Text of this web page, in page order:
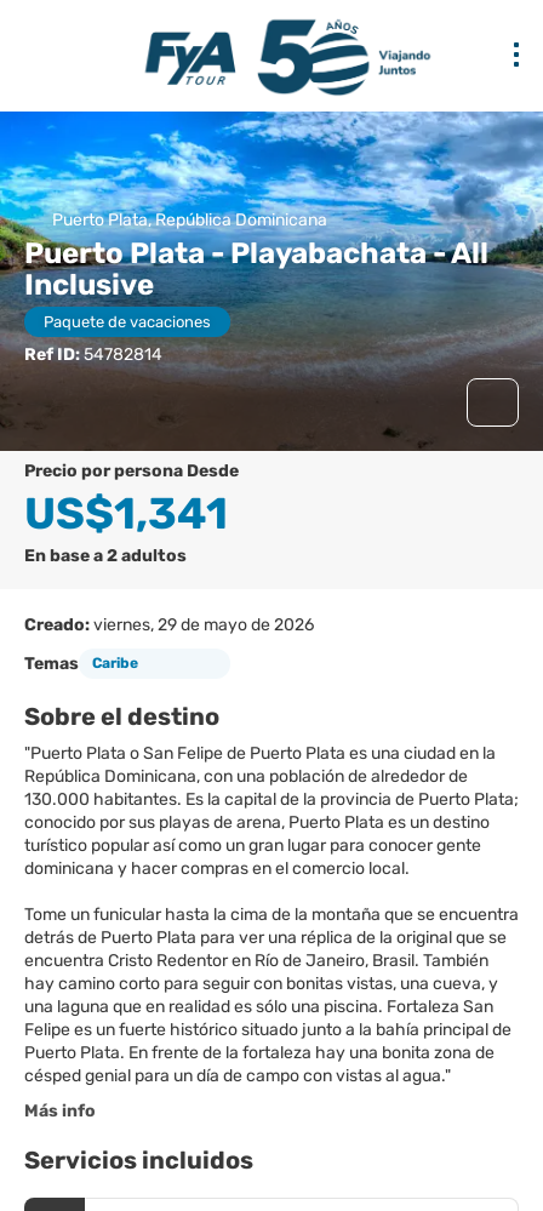
Puerto Plata, República Dominicana
Puerto Plata - Playabachata - All
Inclusive
Paquete de vacaciones
Ref ID:54782814
precio por persona Desde
US$1,341
En base a 2 adultos
Creado:viernes, 29 de mayo de 2026
Temas
Caribe
Sobre el destino
"Puerto Plata o San Felipe de Puerto Plata es una ciudad en la
República Dominicana, con una población de alrededor de
130.000 habitantes. Es la capital de la provincia de Puerto Plata;
conocido por sus playas de arena, Puerto Plata es un destino
turístico popular así como un gran lugar para conocer gente
dominicana y hacer compras en el comercio local.
Tome un funicular hasta la cima de la montaña que se encuentra
detrás de Puerto Plata para ver una réplica de la original que se
encuentra Cristo Redentor en Río de Janeiro, Brasil. También
hay camino corto para seguir con bonitas vistas, una cueva, y
una laguna que en realidad es sólo una piscina. Fortaleza San
Felipe es un fuerte histórico situado junto a la bahía principal de
Puerto Plata. En frente de la fortaleza hay una bonita zona de
Más info
Servicios incluidos